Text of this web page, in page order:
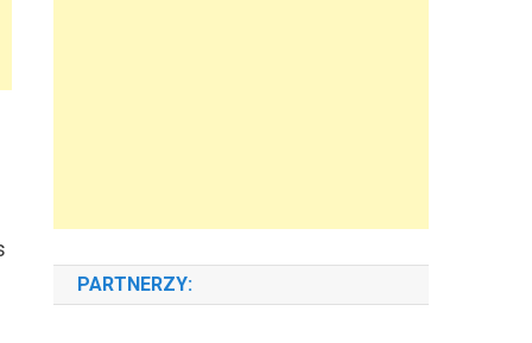
PARTNERZY: